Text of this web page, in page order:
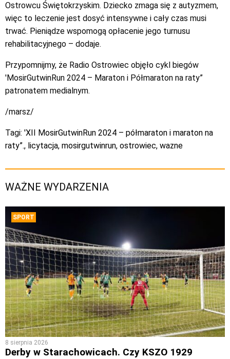
Ostrowcu Świętokrzyskim. Dziecko zmaga się z autyzmem,
więc to leczenie jest dosyć intensywne i cały czas musi
trwać. Pieniądze wspomogą opłacenie jego turnusu
rehabilitacyjnego – dodaje.
Przypomnijmy, że Radio Ostrowiec objęło cykl biegów
'MosirGutwinRun 2024 – Maraton i Półmaraton na raty”
patronatem medialnym.
/marsz/
Tagi: 'XII MosirGutwinRun 2024 – półmaraton i maraton na
raty”., licytacja, mosirgutwinrun, ostrowiec, wazne
WAŻNE WYDARZENIA
SPORT
8 sierpnia 2026
Derby w Starachowicach. Czy KSZO 1929